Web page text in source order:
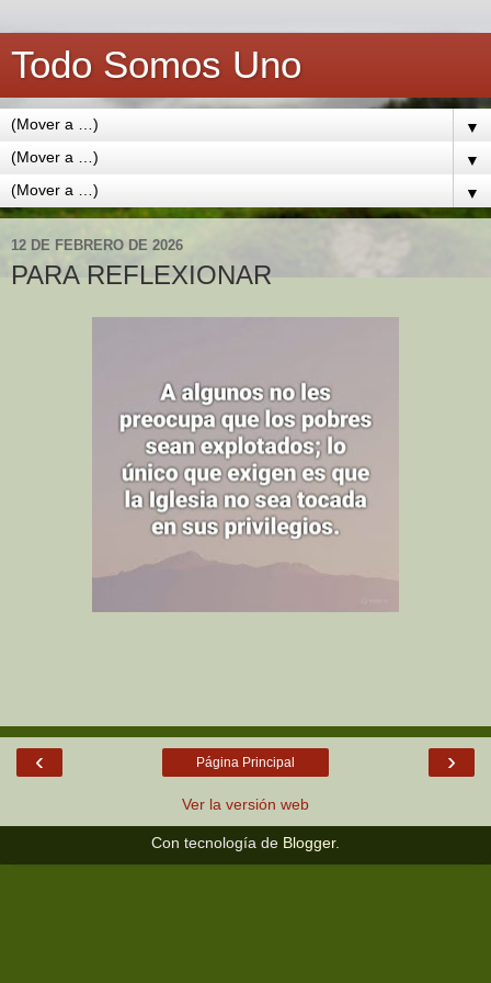
Todo Somos Uno
▼
▼
▼
12 DE FEBRERO DE 2026
PARA REFLEXIONAR
‹ ›
Página Principal
Ver la versión web
Con tecnología de Blogger.